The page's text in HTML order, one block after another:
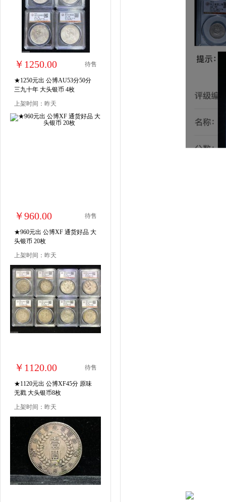
￥1250.00 待售
★1250元出 公博AU53分50分
三九十年 大头银币 4枚
上架时间：昨天
￥960.00 待售
★960元出 公博XF 通货好品 大
头银币 20枚
上架时间：昨天
￥1120.00 待售
★1120元出 公博XF45分 原味
无戳 大头银币8枚
上架时间：昨天